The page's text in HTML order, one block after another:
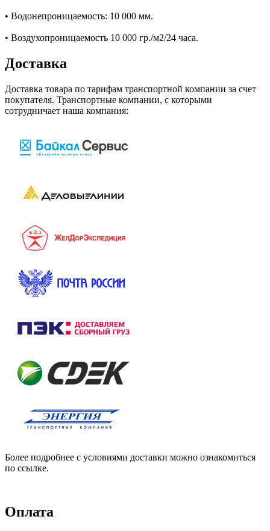
• Водонепроницаемость: 10 000 мм.
• Воздухопроницаемость 10 000 гр./м2/24 часа.
Доставка
Доставка товара по тарифам транспортной компании за счет
покупателя. Транспортные компании, с которыми
сотрудничает наша компания:
Более подробнее с условиями доставки можно ознакомиться
по ссылке.
Оплата